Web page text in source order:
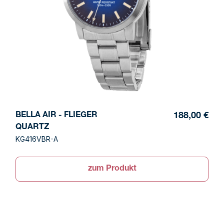
BELLA AIR - FLIEGER
QUARTZ
KG416VBR-A
188,00 €
zum Produkt